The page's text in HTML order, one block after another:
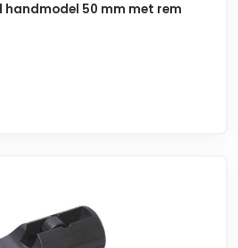
50 mm met rem